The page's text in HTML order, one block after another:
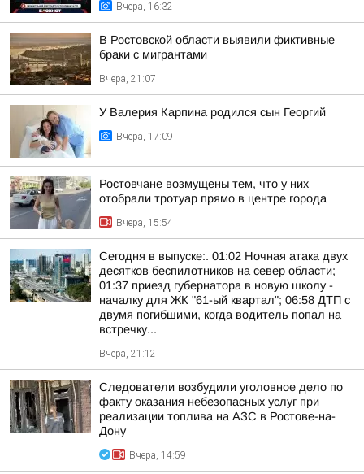
Вчера, 16:32
В Ростовской области выявили фиктивные
браки с мигрантами
Вчера, 21:07
У Валерия Карпина родился сын Георгий
Вчера, 17:09
Ростовчане возмущены тем, что у них
отобрали тротуар прямо в центре города
Вчера, 15:54
Сегодня в выпуске:. 01:02 Ночная атака двух
десятков беспилотников на север области;
01:37 приезд губернатора в новую школу -
началку для ЖК "61-ый квартал"; 06:58 ДТП с
двумя погибшими, когда водитель попал на
встречку...
Вчера, 21:12
Следователи возбудили уголовное дело по
факту оказания небезопасных услуг при
реализации топлива на АЗС в Ростове-на-
Дону
Вчера, 14:59